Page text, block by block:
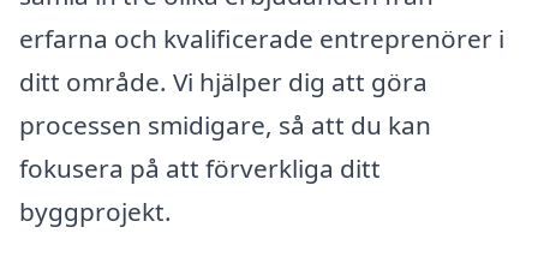
erfarna och kvalificerade entreprenörer i
ditt område. Vi hjälper dig att göra
processen smidigare, så att du kan
fokusera på att förverkliga ditt
byggprojekt.